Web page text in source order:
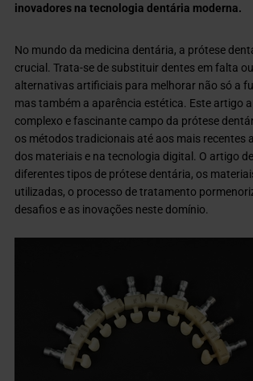
inovadores na tecnologia dentária moderna.
No mundo da medicina dentária, a prótese
crucial. Trata-se de substituir dentes em falta
alternativas artificiais para melhorar não só a
mas também a aparência estética. Este artigo
complexo e fascinante campo da prótese
os métodos tradicionais até aos mais recentes
dos materiais e na tecnologia digital. O artigo
diferentes tipos de prótese dentária, os
utilizadas, o processo de tratamento
desafios e as inovações neste domínio.